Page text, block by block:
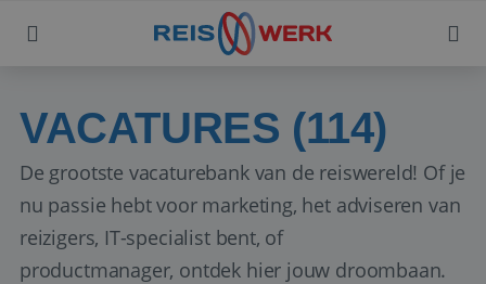
VACATURES (114)
De grootste vacaturebank van de reiswereld! Of je
nu passie hebt voor marketing, het adviseren van
reizigers, IT-specialist bent, of
productmanager, ontdek hier jouw droombaan.